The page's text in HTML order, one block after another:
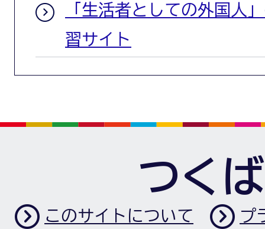
「生活者としての外国人
習サイト
つく
このサイトについて プ